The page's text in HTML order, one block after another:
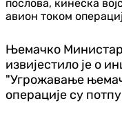
послова, кинеска
авион током
Њемачко
извијестило је о
"Угрожавање
операције су